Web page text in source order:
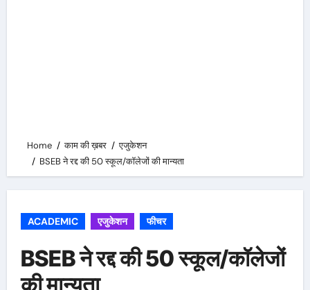
Home काम की ख़बर
एजुकेशन
BSEB ने रद्द की 50 स्कूल/कॉलेजों की मान्यता
ACADEMIC एजुकेशन फीचर
BSEB ने रद्द की 50 स्कूल/कॉलेजों